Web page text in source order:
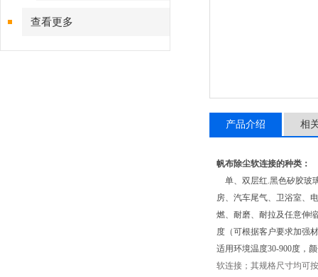
查看更多
产品介绍 相
帆布除尘软连接的种类：
单、双层红.黑色矽胶玻
房、汽车尾气、卫浴室、
燃、耐磨、耐拉及任意伸
度（可根据客户要求加强
适用环境温度30-900度，
软连接；其规格尺寸均可